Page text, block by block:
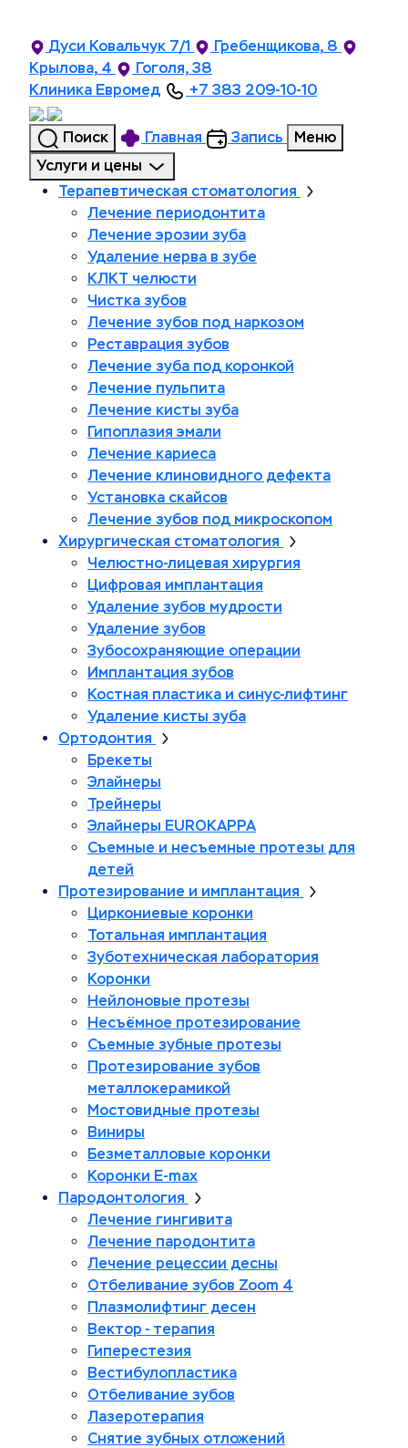
Дуси Ковальчук 7/1
Гребенщикова, 8
Крылова, 4
Гоголя, 38
Клиника Евромед
+7 383 209-10-10
Поиск Главная Запись
Меню
Услуги и цены
Терапевтическая стоматология
Лечение периодонтита
Лечение эрозии зуба
Удаление нерва в зубе
КЛКТ челюсти
Чистка зубов
Лечение зубов под наркозом
Реставрация зубов
Лечение зуба под коронкой
Лечение пульпита
Лечение кисты зуба
Гипоплазия эмали
Лечение кариеса
Лечение клиновидного дефекта
Установка скайсов
Лечение зубов под микроскопом
Хирургическая стоматология
Челюстно-лицевая хирургия
Цифровая имплантация
Удаление зубов мудрости
Удаление зубов
Зубосохраняющие операции
Имплантация зубов
Костная пластика и синус-лифтинг
Удаление кисты зуба
Ортодонтия
Брекеты
Элайнеры
Трейнеры
Элайнеры EUROKAPPA
Съемные и несъемные протезы для
детей
Протезирование и имплантация
Циркониевые коронки
Тотальная имплантация
Зуботехническая лаборатория
Коронки
Нейлоновые протезы
Несъёмное протезирование
Съемные зубные протезы
Протезирование зубов
металлокерамикой
Мостовидные протезы
Виниры
Безметалловые коронки
Коронки E-max
Пародонтология
Лечение гингивита
Лечение пародонтита
Лечение рецессии десны
Отбеливание зубов Zoom 4
Плазмолифтинг десен
Вектор - терапия
Гиперестезия
Вестибулопластика
Отбеливание зубов
Лазеротерапия
Снятие зубных отложений